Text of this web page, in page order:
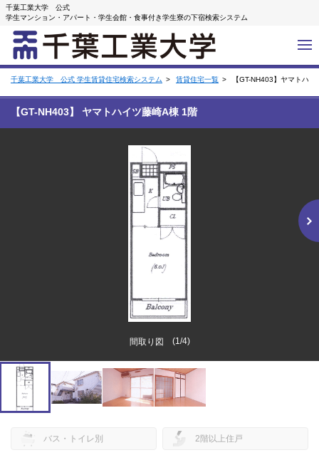
千葉工業大学 公式
学生マンション・アパート・学生会館・食事付き学生寮の下宿検索システム
千葉工業大学 公式 学生賃貸住宅検索システム 賃貸住宅一覧 【GT-NH403】ヤマトハイ
【GT-NH403】 ヤマトハイツ藤崎A棟 1階
間取り図 (1 /4)
バス・トイレ別 2階以上住戸